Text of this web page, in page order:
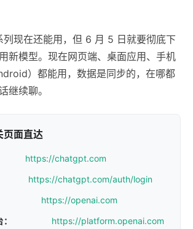
现在还能用，但 6 月 5 日就要彻底下
新模型。现在网页端、桌面应用、手机
）都能用，数据是同步的，在哪都
继续聊。
页面直达
https://chatgpt.com
https://chatgpt.com/auth/login
https://openai.com
https://platform.openai.com